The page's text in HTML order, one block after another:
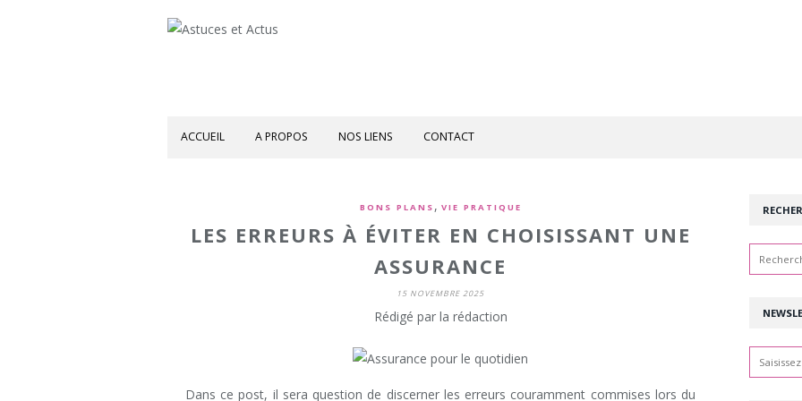
ACCUEIL A PROPOS NOS LIENS CONTACT
BONS PLANS , VIE PRATIQUE
LES ERREURS À ÉVITER EN CHOISISSANT UNE
ASSURANCE
15 NOVEMBRE 2025
Rédigé par la rédaction
Dans ce post, il sera question de discerner les erreurs couramment commises lors du